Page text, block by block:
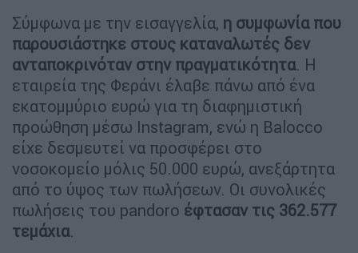
Σύμφωνα με την εισαγγελία, η συμφωνία που
παρουσιάστηκε στους καταναλωτές δεν
ανταποκρινόταν στην πραγματικότητα. Η
εταιρεία της Φεράνι έλαβε πάνω από ένα
εκατομμύριο ευρώ για τη διαφημιστική
προώθηση μέσω Instagram, ενώ η Balocco
είχε δεσμευτεί να προσφέρει στο
νοσοκομείο μόλις 50.000 ευρώ, ανεξάρτητα
από το ύψος των πωλήσεων. Οι συνολικές
πωλήσεις του pandoro έφτασαν τις 362.577
τεμάχια.